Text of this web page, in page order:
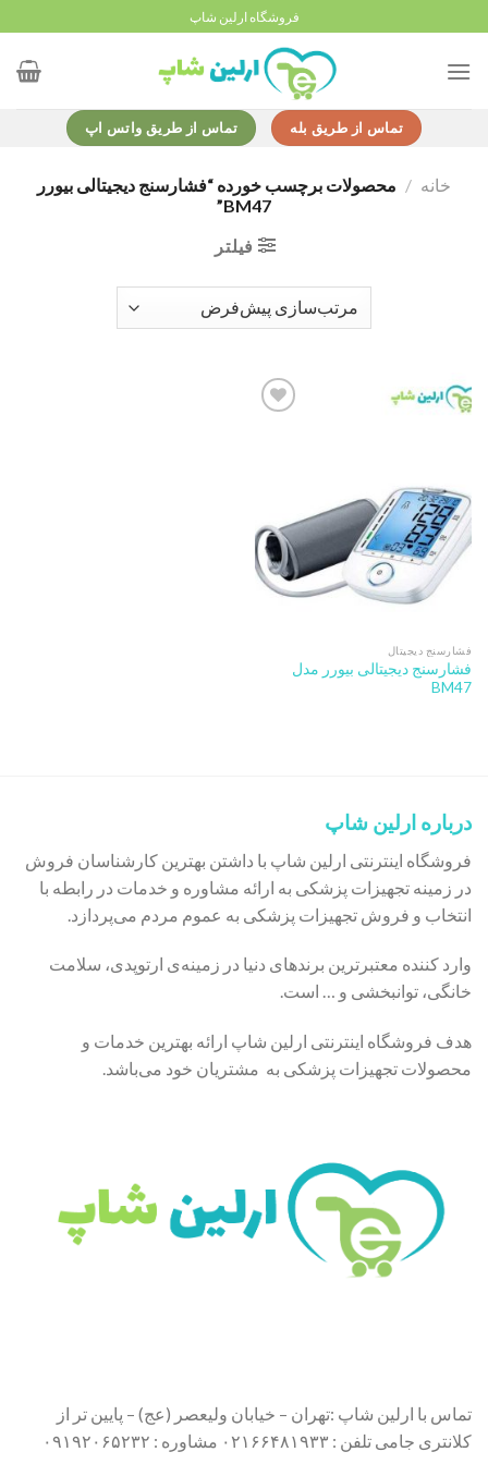
to
content
فروشگاه ارلین شاپ
تماس از طریق بله تماس از طریق واتس اپ
خانه / محصولات برچسب خورده “فشارسنج دیجیتالی بیورر
BM47”
فیلتر
فشارسنج دیجیتال
فشارسنج دیجیتالی بیورر مدل
BM47
درباره ارلین شاپ
فروشگاه اینترنتی ارلین شاپ با داشتن بهترین کارشناسان فروش
در زمینه تجهیزات پزشکی به ارائه مشاوره و خدمات در رابطه با
انتخاب و فروش تجهیزات پزشکی به عموم مردم می‌پردازد.
وارد کننده معتبرترین برندهای دنیا در زمینه‌ی ارتوپدی، سلامت
خانگی، توانبخشی و … است.
هدف فروشگاه اینترنتی ارلین شاپ ارائه بهترین خدمات و
محصولات تجهیزات پزشکی به مشتریان خود می‌باشد.
تماس با ارلین شاپ :تهران – خیابان ولیعصر (عج) – پایین تر از
کلانتری جامی تلفن : ۰۲۱۶۶۴۸۱۹۳۳ مشاوره : ۰۹۱۹۲۰۶۵۲۳۲